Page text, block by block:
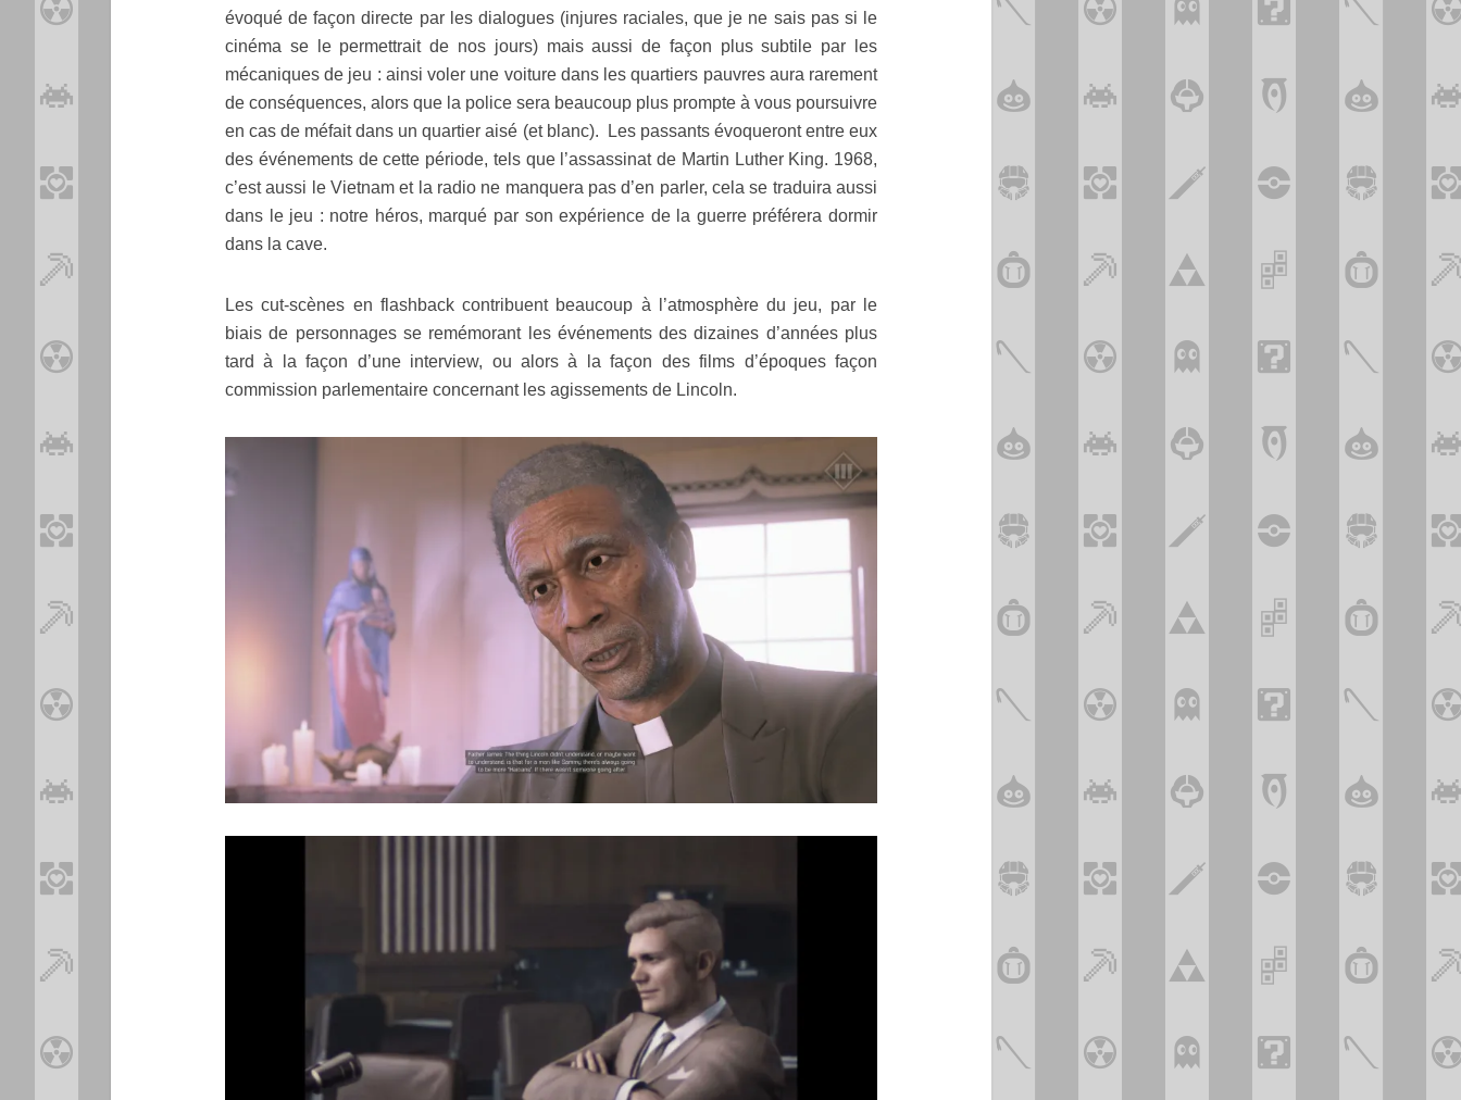
évoqué de façon directe par les dialogues (injures raciales, que je ne sais pas si le
cinéma se le permettrait de nos jours) mais aussi de façon plus subtile par les
mécaniques de jeu : ainsi voler une voiture dans les quartiers pauvres aura rarement
de conséquences, alors que la police sera beaucoup plus prompte à vous poursuivre
en cas de méfait dans un quartier aisé (et blanc). Les passants évoqueront entre eux
des événements de cette période, tels que l’assassinat de Martin Luther King. 1968,
c’est aussi le Vietnam et la radio ne manquera pas d’en parler, cela se traduira aussi
dans le jeu : notre héros, marqué par son expérience de la guerre préférera dormir
dans la cave.
Les cut-scènes en flashback contribuent beaucoup à l’atmosphère du jeu, par le
biais de personnages se remémorant les événements des dizaines d’années plus
tard à la façon d’une interview, ou alors à la façon des films d’époques façon
commission parlementaire concernant les agissements de Lincoln.